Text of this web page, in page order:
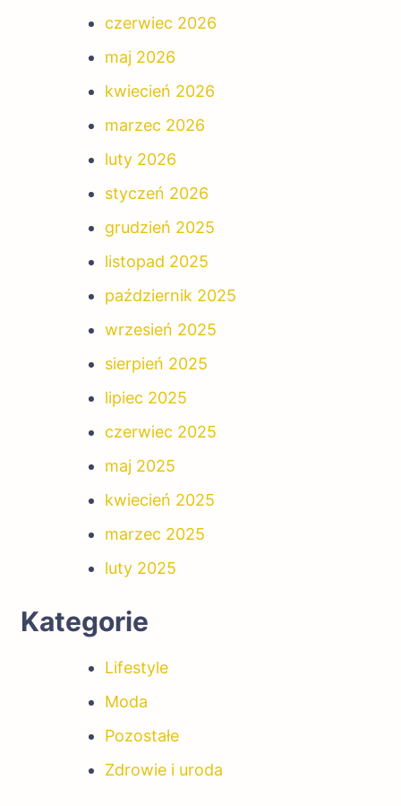
czerwiec 2026
maj 2026
kwiecień 2026
marzec 2026
luty 2026
styczeń 2026
grudzień 2025
listopad 2025
październik 2025
wrzesień 2025
sierpień 2025
lipiec 2025
czerwiec 2025
maj 2025
kwiecień 2025
marzec 2025
luty 2025
Kategorie
Lifestyle
Moda
Pozostałe
Zdrowie i uroda